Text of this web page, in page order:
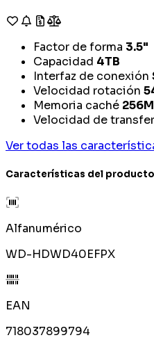
Factor de forma 3.5"
Capacidad 4TB
Interfaz de conexión
Velocidad rotación
Memoria caché
Velocidad de
Ver todas las
Características del producto
Alfanumérico
WD-HDWD40EFPX
EAN
718037899794